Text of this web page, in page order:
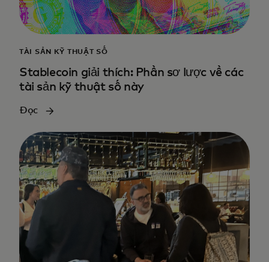
TÀI SẢN KỸ THUẬT SỐ
Stablecoin giải thích: Phần sơ lược về các
tài sản kỹ thuật số này
Đọc